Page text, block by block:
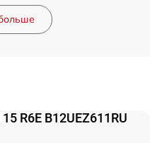
R6E B12UEZ611RU